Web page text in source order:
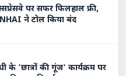
पर सफर फिलहाल फ्री,
ने टोल किया बंद
के 'छात्रों की गूंज' कार्यक्रम पर